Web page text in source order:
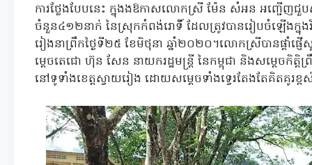
ការថ្លែងបែបនេះ ក្នុងងឱកាសលោកស្រី ម៉ែន សំអន អញ្ជើញ
ចំនួន៤១២នាក់ នៃស្រុកកំពង់រោទិ៍ ដែលត្រូវបានរៀបចំឡើងក្នុ
រៀងនាព្រឹកថ្ងៃទី២៥ ខែមិថុនា ឆ្នាំ២០២០។លោកស្រីបានផ្តាំ
ម្តេចតេជោ ហ៊ុន សែន នាយករដ្ឋមន្រ្តី នៃកម្ពុជា និងសម្តេចកិត្
នៅទូទាំងខេត្តស្វាយរៀង ដោយសម្តេចទាំងទ្វេរតែងតែគិតគូរខ្ព